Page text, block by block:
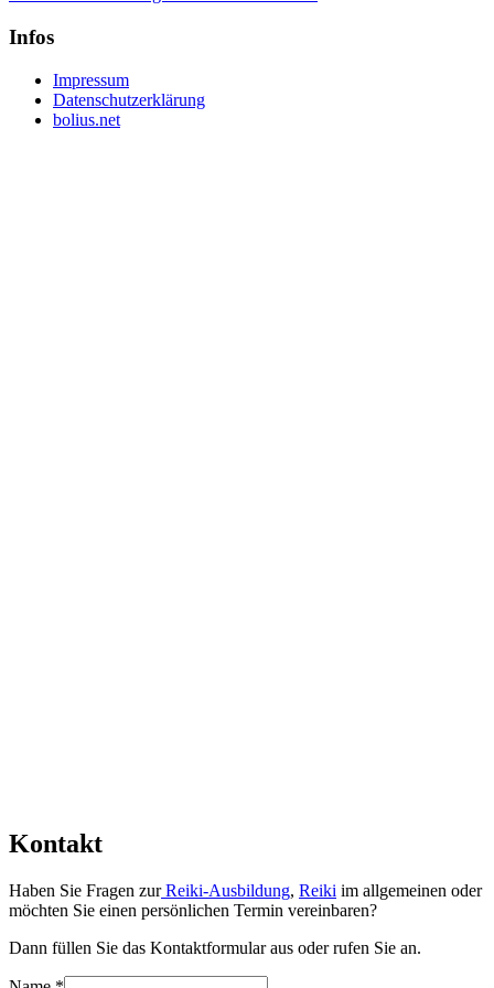
Infos
Impressum
Datenschutzerklärung
bolius.net
Kontakt
Haben Sie Fragen zurReiki-Ausbildung, Reiki im allgemeinen oder
möchten Sie einen persönlichen Termin vereinbaren?
Dann füllen Sie das Kontaktformular aus oder rufen Sie an.